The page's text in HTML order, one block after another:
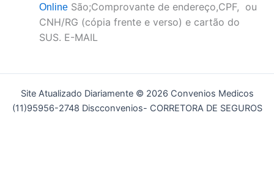
Online São;Comprovante de endereço,CPF, ou
CNH/RG (cópia frente e verso) e cartão do
SUS. E-MAIL
Site Atualizado Diariamente © 2026 Convenios Medicos
(11)95956-2748 Discconvenios- CORRETORA DE SEGUROS